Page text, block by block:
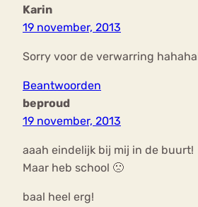
Karin
19 november, 2013
Sorry voor de verwarring
Beantwoorden
beproud
19 november, 2013
aaah eindelijk bij mij in de buurt!
Maar heb school 🙁
baal heel erg!